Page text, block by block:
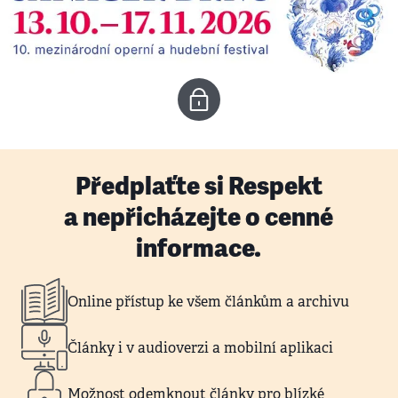
Předplaťte si Respekt
a nepřicházejte o cenné
informace.
Online přístup ke všem článkům a archivu
Články i v audioverzi a mobilní aplikaci
Možnost odemknout články pro blízké